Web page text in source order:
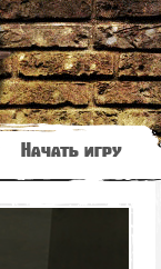
Начать игру